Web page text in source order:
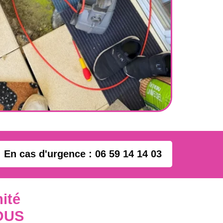
En cas d'urgence : 06 59 14 14 03